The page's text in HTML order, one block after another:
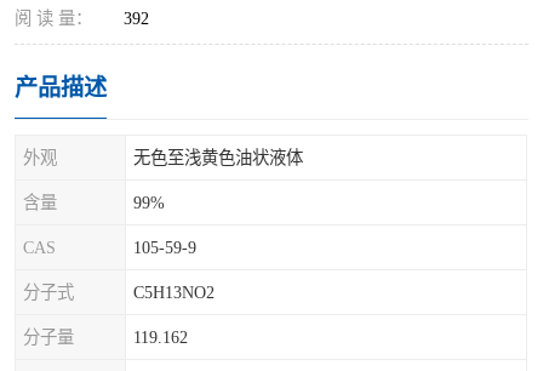
阅 读 量： 392
产品描述
外观 无色至浅黄色油状液体
含量 99%
CAS 105-59-9
分子式 C5H13NO2
分子量 119.162